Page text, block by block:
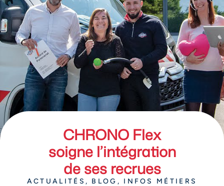
CHRONO Flex
soigne l’intégration
de ses recrues
ACTUALITÉS , BLOG , INFOS MÉTIERS